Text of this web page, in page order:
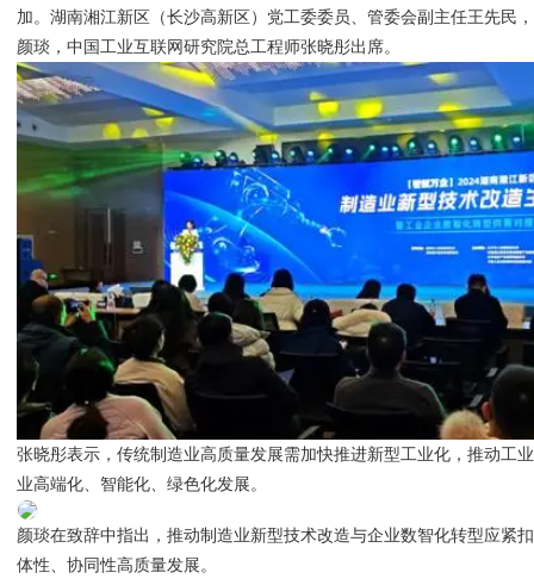
加。湖南湘江新区（长沙高新区）党工委委员、管委会副主任王先民
颜琰，中国工业互联网研究院总工程师张晓彤出席。
张晓彤表示，传统制造业高质量发展需加快推进新型工业化，推动工
业高端化、智能化、绿色化发展。
颜琰在致辞中指出，推动制造业新型技术改造与企业数智化转型应紧
体性、协同性高质量发展。